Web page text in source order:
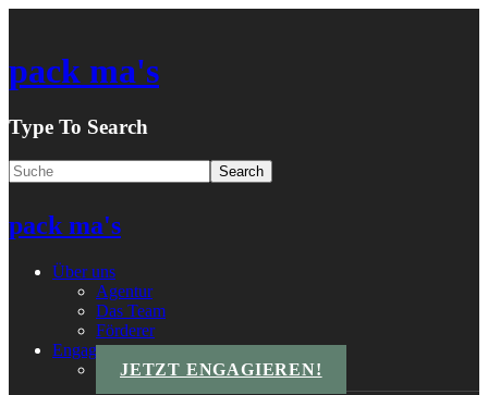
pack ma's
Type To Search
pack ma's
Über uns
Agentur
Das Team
Förderer
Engagements
JETZT ENGAGIEREN!